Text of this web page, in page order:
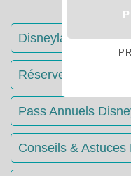
Disneyland Paris :
Réserver votre
Pass Annuels
Conseils &